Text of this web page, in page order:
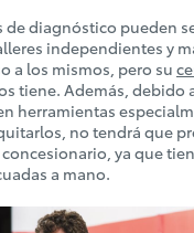
de diagnóstico pueden
independientes y
a los mismos, pero su
tiene. Además, debido
herramientas
no tendrá que
ya que
a mano.